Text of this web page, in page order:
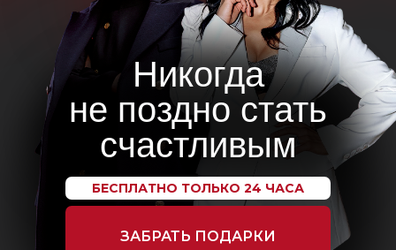
ЗАБРАТЬ ПОДАРКИ
БЕСПЛАТНО ТОЛЬКО 24 ЧАСА
Никогда
не поздно стать
счастливым